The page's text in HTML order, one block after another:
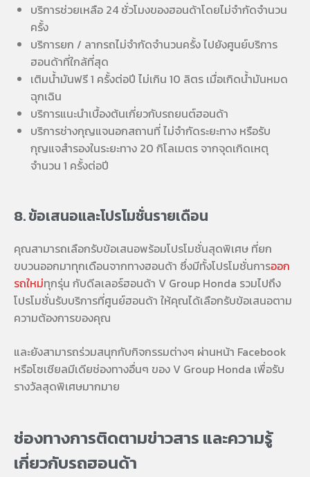
บริการช่วยเหลือ 24 ชั่วโมงของฮอนด้าโดยไม่จำกัดจำนวน
ครั้ง
บริการยก / ลากรถไม่จำกัดจำนวนครั้ง ไปยังศูนย์บริการ
ฮอนด้าที่ใกล้ที่สุด
เติมน้ำมันฟรี 1 ครั้งต่อปี ไม่เกิน 10 ลิตร เมื่อเกิดน้ำมันหมด
ฉุกเฉิน
บริการแนะนำเบื้องต้นเกี่ยวกับรถยนต์ฮอนด้า
บริการช่างกุญแจนอกสถานที่ ไม่จำกัดระยะทาง หรือรับ
กุญแจสำรองในระยะทาง 20 กิโลเมตร จากจุดเกิดเหตุ
จำนวน 1 ครั้งต่อปี
8. ข้อเสนอและโปรโมชั่นรายเดือน
คุณสามารถเลือกรับข้อเสนอพร้อมโปรโมชั่นสุดพิเศษ ที่ยก
ขบวนออกมาทุกเดือนจากทางฮอนด้า ซึ่งมีทั้งโปรโมชั่นการออก
รถใหม่ทุกรุ่น กับดีลเลอร์ฮอนด้า V Group Honda รวมไปถึง
โปรโมชั่นรับบริการที่ศูนย์ฮอนด้า ให้คุณได้เลือกรับข้อเสนอตาม
ความต้องการของคุณ
และยังสามารถร่วมสนุกกับกิจกรรมต่างๆ ผ่านหน้า Facebook
หรือโซเชียลมีเดียช่องทางอื่นๆ ของ V Group Honda เพื่อรับ
รางวัลสุดพิเศษมากมาย
ช่องทางการติดตามข่าวสาร และความรู้
เกี่ยวกับรถฮอนด้า